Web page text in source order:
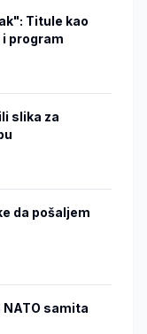
Titule kao
program
slika za
da pošaljem
samita